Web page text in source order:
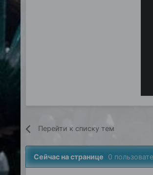
Перейти к списку тем
Сейчас на странице 0